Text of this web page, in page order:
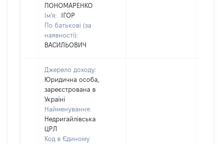
ПОНОМАРЕНКО
Ім'я:
ІГОР
По батькові (за
наявності):
ВАСИЛЬОВИЧ
Джерело доходу:
Юридична особа,
зареєстрована в
Україні
Найменування:
Недригайлівська
ЦРЛ
Код в Єдиному